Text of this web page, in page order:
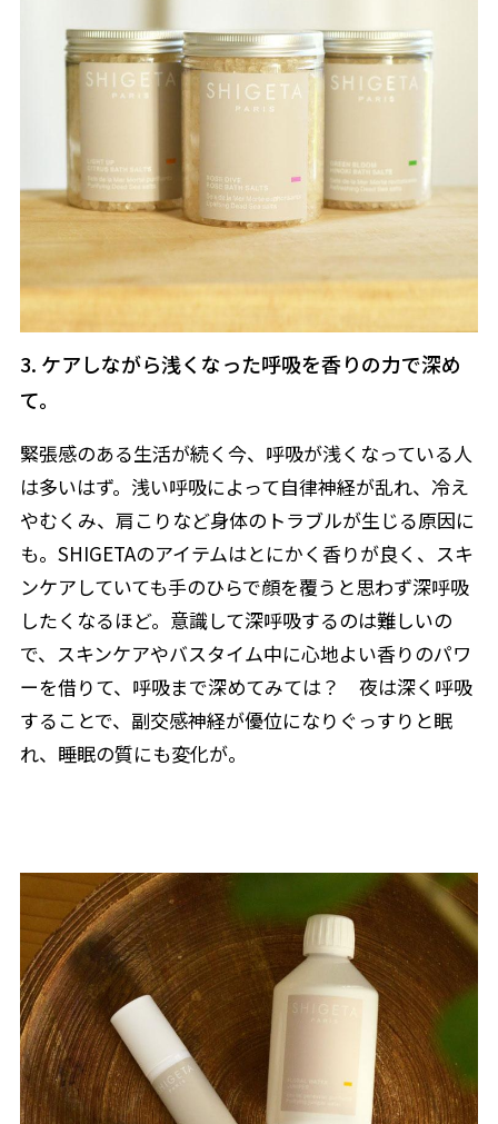
3. ケアしながら浅くなった呼吸を香りの力で深め
て。
緊張感のある生活が続く今、呼吸が浅くなっている人
は多いはず。浅い呼吸によって自律神経が乱れ、冷え
やむくみ、肩こりなど身体のトラブルが生じる原因に
も。SHIGETAのアイテムはとにかく香りが良く、スキ
ンケアしていても手のひらで顔を覆うと思わず深呼吸
したくなるほど。意識して深呼吸するのは難しいの
で、スキンケアやバスタイム中に心地よい香りのパワ
ーを借りて、呼吸まで深めてみては？ 夜は深く呼吸
することで、副交感神経が優位になりぐっすりと眠
れ、睡眠の質にも変化が。